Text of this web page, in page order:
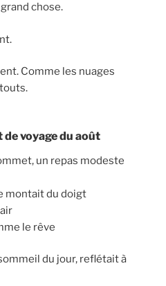
grand chose.
Comme les nuages
voyage du août
un repas modeste
montait du doigt
le rêve
du jour, reflétait à